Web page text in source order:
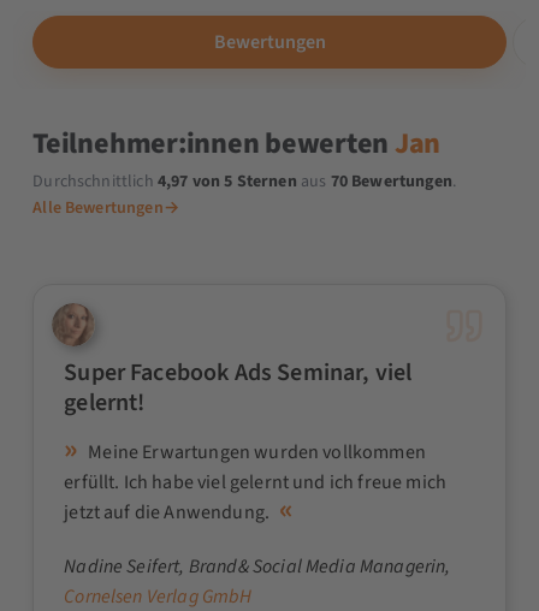
Bewertungen
Teilnehmer:innen bewertenJan
Durchschnittlich 4,97 von 5 Sternen aus 70 Bewertungen.
Alle Bewertungen→
Super Facebook Ads Seminar, viel
gelernt!
Meine Erwartungen wurden vollkommen
erfüllt. Ich habe viel gelernt und ich freue mich
jetzt auf die Anwendung.
Nadine Seifert, Brand& Social Media Managerin,
Cornelsen Verlag GmbH